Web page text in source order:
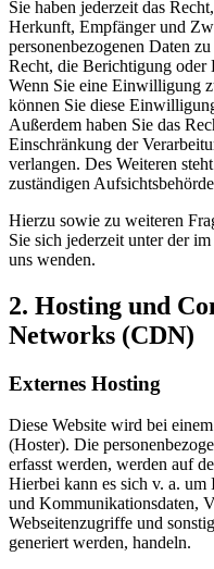
Sie haben jederzeit das
Herkunft, Empfänger und
personenbezogenen Daten
Recht, die Berichtigung oder
Wenn Sie eine Einwilligung
können Sie diese
Außerdem haben Sie das
Einschränkung der
verlangen. Des Weiteren
zuständigen
Hierzu sowie zu weiteren
Sie sich jederzeit unter der
uns wenden.
2. Hosting und
Networks (CDN)
Externes Hosting
Diese Website wird bei
(Hoster). Die
erfasst werden, werden auf
Hierbei kann es sich v. a.
und Kommunikationsdaten,
Webseitenzugriffe und
generiert werden, handeln.